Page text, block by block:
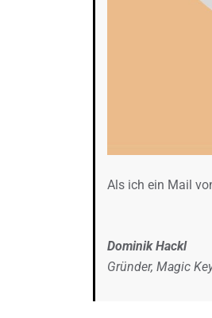
Als ich ein Mail
Dominik Hackl
Gründer, Magic